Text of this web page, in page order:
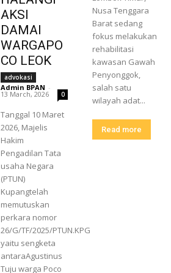
AKSI
DAMAI
WARGAPO
CO LEOK
advokasi
Admin BPAN -
13 March, 2026 0
Tanggal 10 Maret
2026, Majelis
Hakim
Pengadilan Tata
usaha Negara
(PTUN)
Kupangtelah
memutuskan
perkara nomor
26/G/TF/2025/PTUN.KPG
yaitu sengketa
antaraAgustinus
Tuju warga Poco
Nusa Tenggara
Barat sedang
fokus melakukan
rehabilitasi
kawasan Gawah
Penyonggok,
salah satu
wilayah adat...
Read more